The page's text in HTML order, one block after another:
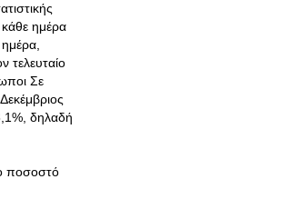
ημέρα
τελευταίο
Σε
δηλαδή
ποσοστό